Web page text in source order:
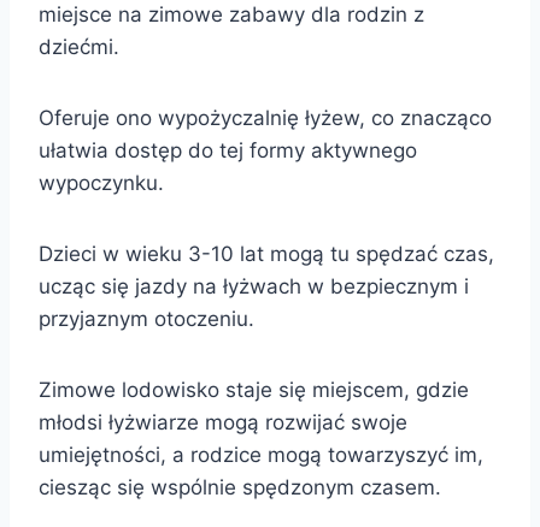
miejsce na zimowe zabawy dla rodzin z
dziećmi.
Oferuje ono wypożyczalnię łyżew, co znacząco
ułatwia dostęp do tej formy aktywnego
wypoczynku.
Dzieci w wieku 3-10 lat mogą tu spędzać czas,
ucząc się jazdy na łyżwach w bezpiecznym i
przyjaznym otoczeniu.
Zimowe lodowisko staje się miejscem, gdzie
młodsi łyżwiarze mogą rozwijać swoje
umiejętności, a rodzice mogą towarzyszyć im,
ciesząc się wspólnie spędzonym czasem.